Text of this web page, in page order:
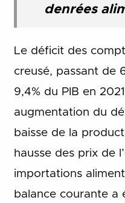
denrées
Le déficit des
creusé, passant de
9,4% du PIB en
augmentation du
baisse de la
hausse des prix de
importations
balance courante a